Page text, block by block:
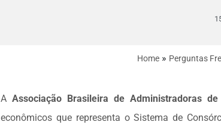
Home» Perguntas
A Associação Brasileira de Administradoras
econômicos que representa o Sistema de